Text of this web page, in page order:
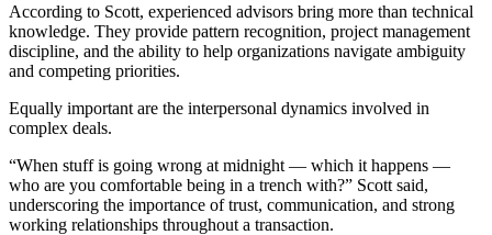
According to Scott, experienced advisors bring more than technical
knowledge. They provide pattern recognition, project management
discipline, and the ability to help organizations navigate ambiguity
and competing priorities.
Equally important are the interpersonal dynamics involved in
complex deals.
“When stuff is going wrong at midnight — which it happens —
who are you comfortable being in a trench with?” Scott said,
underscoring the importance of trust, communication, and strong
working relationships throughout a transaction.